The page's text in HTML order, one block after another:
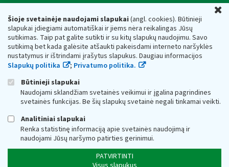
Šioje svetainėje naudojami slapukai(angl. cookies). Būtinieji
slapukai įdiegiami automatiškai ir jiems nėra reikalingas Jūsų
sutikimas. Taip pat galite sutikti ir su kitų slapukų naudojimu. Savo
sutikimą bet kada galėsite atšaukti pakeisdami interneto naršyklės
nustatymus ir ištrindami įrašytus slapukus. Daugiau informacijos
Slapukų politika
; Privatumo politika.
Būtinieji slapukai
Naudojami sklandžiam svetainės veikimui ir įgalina pagrindines
svetainės funkcijas. Be šių slapukų svetainė negali tinkamai veikti.
Analitiniai slapukai
Renka statistinę informaciją apie svetainės naudojimą ir
naudojami Jūsų naršymo patirties gerinimui.
PATVIRTINTI
Valstybinė mokesčių inspekcija prie Lietuvos
Respublikos finansų ministerijos
Biudžetinė įstaiga. Juridinio asmens kodas — 188659752,
adresas: Vasario 16-osios g. 14, 01107 Vilnius, Lietuva, el.paštas:
vmi@vmi.lt , E. pristatymo dėžutės adresas 188659752
Duomenys apie Valstybinę mokesčių inspekciją prie Lietuvos
Respublikos finansų ministerijos kaupiami ir saugomi Juridinių